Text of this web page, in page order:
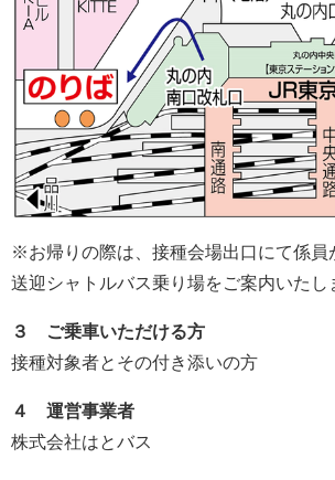
※お帰りの際は、接種会場出口にて係員
送迎シャトルバス乗り場をご案内いたし
３ ご乗車いただける方
接種対象者とその付き添いの方
４ 運営事業者
株式会社はとバス